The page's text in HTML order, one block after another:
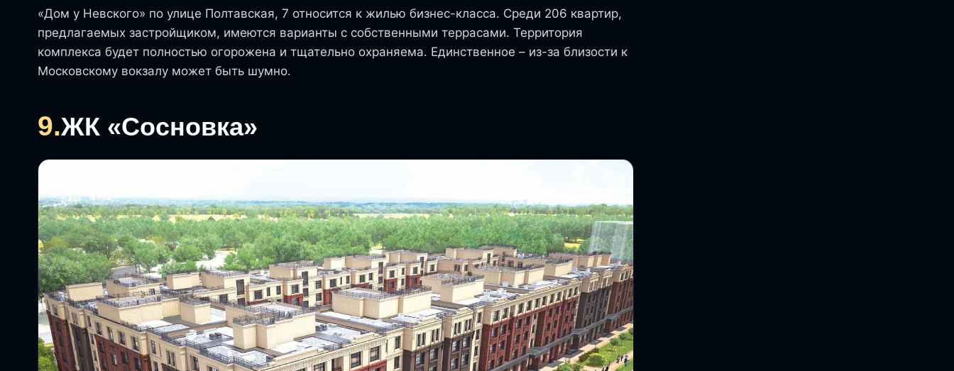
«Дом у Невского» по улице Полтавская, 7 относится к жилью бизнес-класса. Среди 206 квартир,
предлагаемых застройщиком, имеются варианты с собственными террасами. Территория
комплекса будет полностью огорожена и тщательно охраняема. Единственное – из-за близости к
Московскому вокзалу может быть шумно.
9.ЖК «Сосновка»